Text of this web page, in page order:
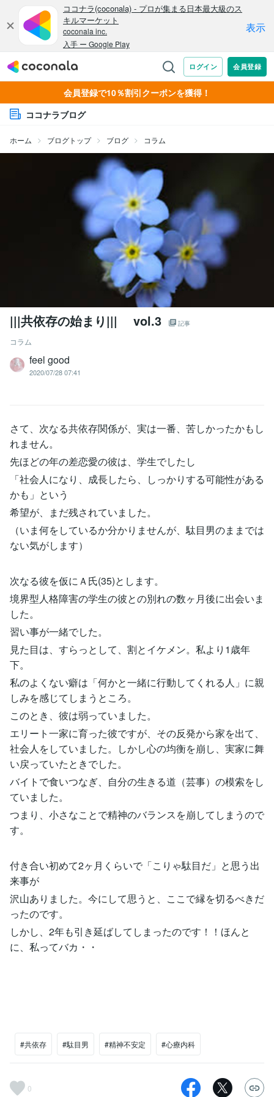
会員登録で10％割引クーポンを獲得！
ココナラブログ
ホーム ブログトップ ブログ コラム
|||共依存の始まり||| vol.3 記事
コラム
feel good
2020/07/28 07:41
さて、次なる共依存関係が、実は一番、苦しかったかもし
れません。
先ほどの年の差恋愛の彼は、学生でしたし
「社会人になり、成長したら、しっかりする可能性がある
かも」という
希望が、まだ残されていました。
（いま何をしているか分かりませんが、駄目男のままでは
ない気がします）
次なる彼を仮にＡ氏(35)とします。
境界型人格障害の学生の彼との別れの数ヶ月後に出会いま
した。
習い事が一緒でした。
見た目は、すらっとして、割とイケメン。私より1歳年
下。
私のよくない癖は「何かと一緒に行動してくれる人」に親
しみを感じてしまうところ。
このとき、彼は弱っていました。
エリート一家に育った彼ですが、その反発から家を出て、
社会人をしていました。しかし心の均衡を崩し、実家に舞
い戻っていたときでした。
バイトで食いつなぎ、自分の生きる道（芸事）の模索をし
ていました。
つまり、小さなことで精神のバランスを崩してしまうので
す。
付き合い初めて2ヶ月くらいで「こりゃ駄目だ」と思う出
来事が
沢山ありました。今にして思うと、ここで縁を切るべきだ
ったのです。
しかし、2年も引き延ばしてしまったのです！！ほんと
に、私ってバカ・・
#共依存 #駄目男 #精神不安定 #心療内科
0